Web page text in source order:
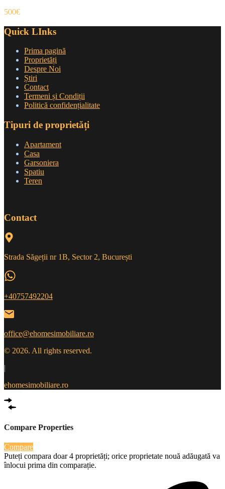
500€
Quick LInks
Prima pagină
Proprietăți
Despre Noi
Știri
Contact
Termeni și Condiții
Politică confidențialitate
Tipuri de proprietăți
Apartament
Casa
Garsoniera
Spatiu
Teren
Contact
Strada Săgeții nr 1B, Sector 2, București
+40757492204
office@ehomesimobiliare.ro
© 2026. All rights reserved.
|
ehomesimobiliare.ro
Compare Properties
Compare
Puteți compara doar 4 proprietăți; orice proprietate nouă adăugată va
înlocui prima din comparație.